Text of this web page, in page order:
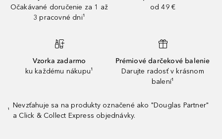
Očakávané doručenie za 1 až
3 pracovné dni¹
od 49 €
Vzorka zadarmo
ku každému nákupu¹
Prémiové darčekové balenie
Darujte radosť v krásnom
balení¹
¹
Nevzťahuje sa na produkty označené ako "Douglas Partner"
a Click & Collect Express objednávky.